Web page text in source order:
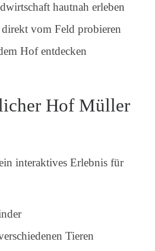
hautnah erleben
vom Feld probieren
Hof entdecken
Hof Müller
interaktives Erlebnis für
Tieren